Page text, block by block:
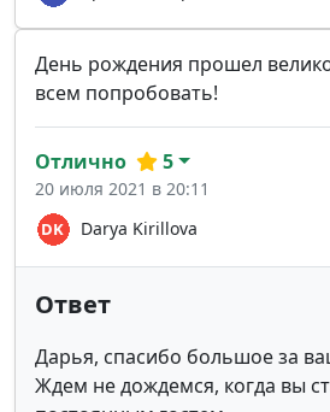
День рождения прошел
всем попробовать!
Darya Kirillova
Отлично 5
20 июля 2021 в 20:11
Ответ
Дарья, спасибо большое за
Ждем не дождемся, когда вы